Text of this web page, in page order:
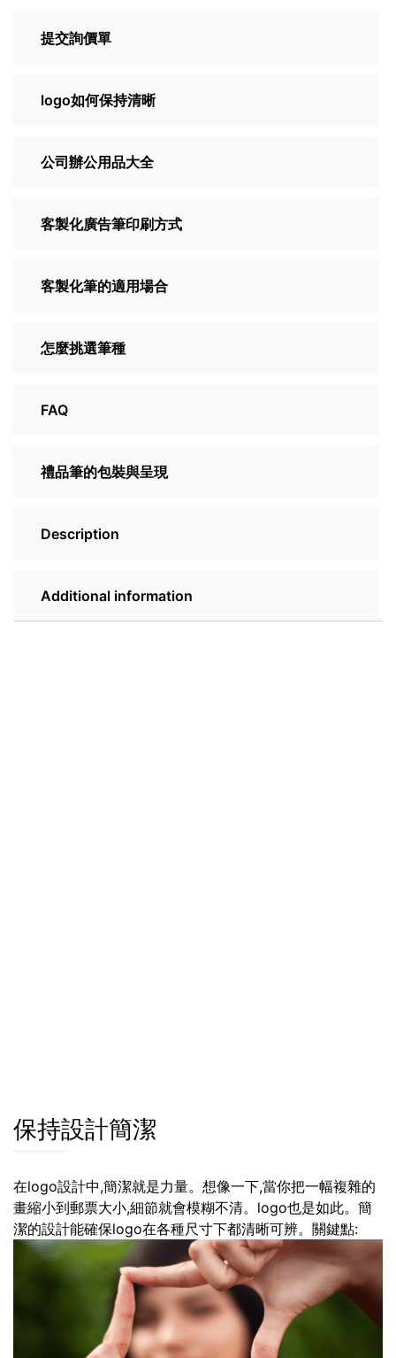
提交詢價單
logo如何保持清晰
公司辦公用品大全
客製化廣告筆印刷方式
客製化筆的適用場合
怎麼挑選筆種
FAQ
禮品筆的包裝與呈現
Description
Additional information
保持設計簡潔
在logo設計中,簡潔就是力量。想像一下,當你把一幅複雜的
畫縮小到郵票大小,細節就會模糊不清。logo也是如此。簡
潔的設計能確保logo在各種尺寸下都清晰可辨。關鍵點: